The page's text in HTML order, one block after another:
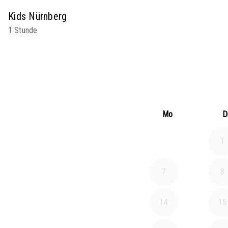
Kids Nürnberg
1 Stunde
Mo
1
7 8
14 15